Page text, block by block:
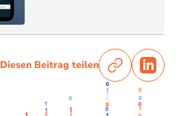
Diesen Beitrag teilen